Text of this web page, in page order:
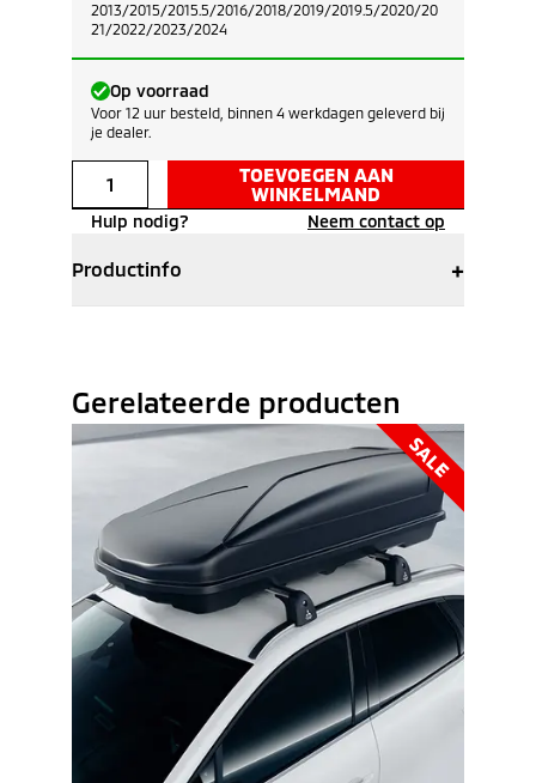
2013/2015/2015.5/2016/2018/2019/2019.5/2020/20
21/2022/2023/2024
Op voorraad
Voor 12 uur besteld, binnen 4 werkdagen geleverd bij
je dealer.
TOEVOEGEN AAN
WINKELMAND
Hulp nodig? Neem contact op
Productinfo +
Gerelateerde producten
SALE